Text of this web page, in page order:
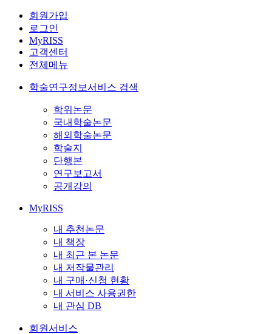
회원가입
로그인
MyRISS
고객센터
전체메뉴
학술연구정보서비스 검색
학위논문
국내학술논문
해외학술논문
학술지
단행본
연구보고서
공개강의
MyRISS
내 추천논문
내 책장
내 최근 본 논문
내 저작물관리
내 구매·신청 현황
내 서비스 사용권한
내 관심 DB
회원서비스